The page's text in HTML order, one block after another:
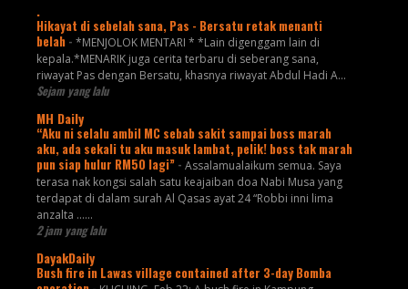
.
Hikayat di sebelah sana, Pas - Bersatu retak menanti
belah - *MENJOLOK MENTARI * *Lain digenggam lain di
kepala.*MENARIK juga cerita terbaru di seberang sana,
riwayat Pas dengan Bersatu, khasnya riwayat Abdul Hadi A...
Sejam yang lalu
MH Daily
“Aku ni selalu ambil MC sebab sakit sampai boss marah
aku, ada sekali tu aku masuk lambat, pelik! boss tak marah
pun siap hulur RM50 lagi” - Assalamualaikum semua. Saya
terasa nak kongsi salah satu keajaiban doa Nabi Musa yang
terdapat di dalam surah Al Qasas ayat 24 “Robbi inni lima
anzalta ......
2 jam yang lalu
DayakDaily
Bush fire in Lawas village contained after 3-day Bomba